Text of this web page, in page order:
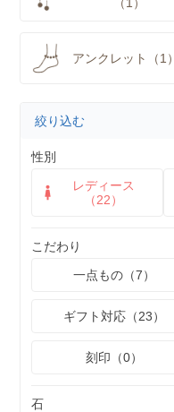
アンクレット（1）
絞り込む
性別
レディース
（22）
こだわり
一点もの（7）
ギフト対応（23）
刻印（0）
石